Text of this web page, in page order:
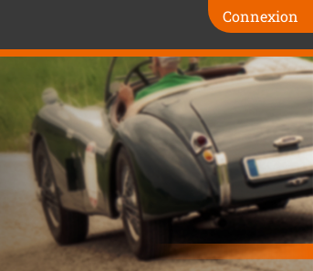
Connexion